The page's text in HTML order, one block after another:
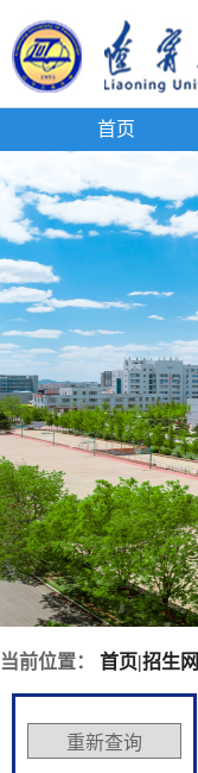
首页
当前位置： 首页|招生网